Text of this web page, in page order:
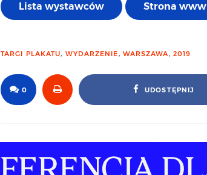
Lista wystawców Strona www
TARGI PLAKATU, WYDARZENIE, WARSZAWA, 2019
0 UDOSTĘPNIJ